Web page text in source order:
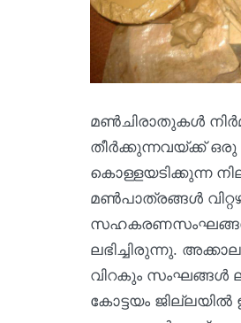
മൺചിരാതുകൾ
തീർക്കുന്നവയ്ക്ക്
കൊള്ളയടിക്കുന്ന
മൺപാത്രങ്ങൾ
സഹകരണസംഘങ്ങൾ
ലഭിച്ചിരുന്നു.
വിറകും സംഘങ്ങൾ
കോട്ടയം